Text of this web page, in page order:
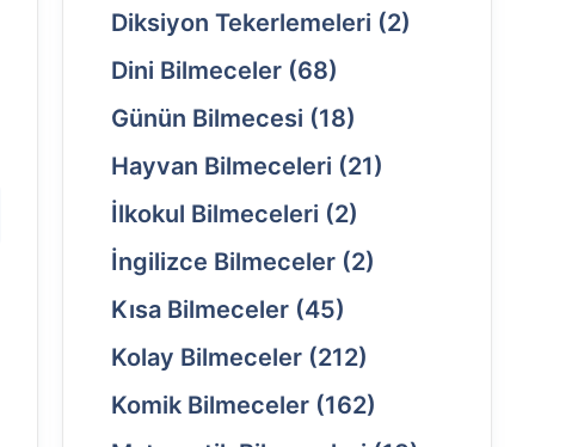
Diksiyon Tekerlemeleri (2)
Dini Bilmeceler (68)
Günün Bilmecesi (18)
Hayvan Bilmeceleri (21)
İlkokul Bilmeceleri (2)
İngilizce Bilmeceler (2)
Kısa Bilmeceler (45)
Kolay Bilmeceler (212)
Komik Bilmeceler (162)